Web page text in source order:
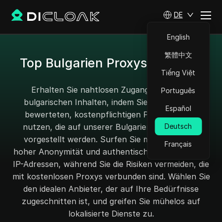
DE
English
繁體中文
Tiếng Việt
Português
Español
Deutsch
Français
Top Bulgarien Proxys für 2025
Erhalten Sie nahtlosen Zugang zu lokalen
bulgarischen Inhalten, indem Sie unsere hoch
bewerteten, kostenpflichtigen Proxy-Dienste
nutzen, die auf unserer Bulgarien-Proxy-Seite
vorgestellt werden. Surfen Sie mit Vertrauen,
hoher Anonymität und authentischen bulgarischen
IP-Adressen, während Sie die Risiken vermeiden, die
mit kostenlosen Proxys verbunden sind. Wählen Sie
den idealen Anbieter, der auf Ihre Bedürfnisse
zugeschnitten ist, und greifen Sie mühelos auf
lokalisierte Dienste zu.